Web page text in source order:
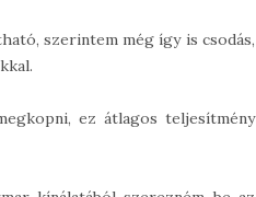
szerintem még így is csodás,
ez átlagos teljesítmény